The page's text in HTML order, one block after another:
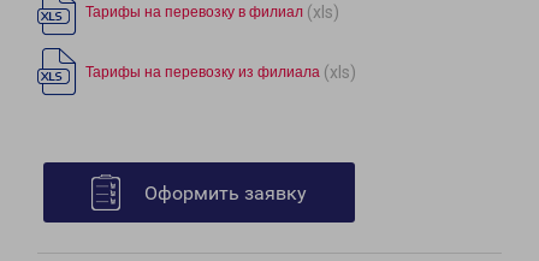
Тарифы на перевозку в филиал (xls)
Тарифы на перевозку из филиала (xls)
Оформить заявку